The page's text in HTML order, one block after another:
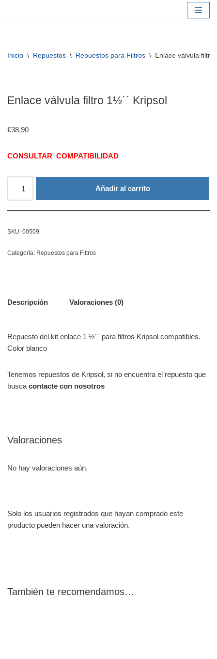
Inicio \ Repuestos \ Repuestos para Filtros \ Enlace válvula filtro
Enlace válvula filtro 1½´´ Kripsol
€38,90
CONSULTAR COMPATIBILIDAD
Añadir al carrito
SKU: 00509
Categoría: Repuestos para Filtros
Descripción Valoraciones (0)
Repuesto del kit enlace 1 ½´´ para filtros Kripsol compatibles.
Color blanco
Tenemos repuestos de Kripsol, si no encuentra el repuesto que
busca contacte con nosotros
Valoraciones
No hay valoraciones aún.
Solo los usuarios registrados que hayan comprado este
producto pueden hacer una valoración.
También te recomendamos…